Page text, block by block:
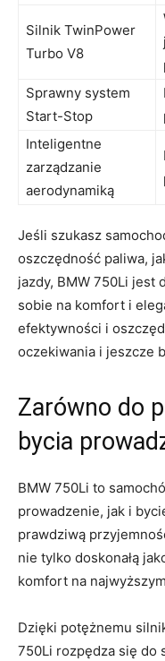
Silnik TwinPower
Turbo V8
Sprawny system
Start-Stop
Inteligentne
zarządzanie
aerodynamiką
Jeśli ⁤szukasz⁤
oszczędność paliwa,⁢
⁤jazdy, BMW 750Li jest
sobie na⁢ komfort i
efektywności i
oczekiwania i jeszcze
Zarówno do
bycia​
BMW⁤ 750Li to
prowadzenie, ⁢jak⁢ i‌
prawdziwą
nie tylko doskonałą⁢
komfort ⁤na
Dzięki potężnemu
‍750Li⁣ rozpędza się do​